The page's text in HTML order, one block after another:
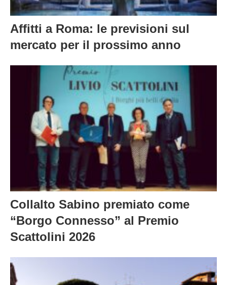
Affitti a Roma: le previsioni sul
mercato per il prossimo anno
Collalto Sabino premiato come
“Borgo Connesso” al Premio
Scattolini 2026